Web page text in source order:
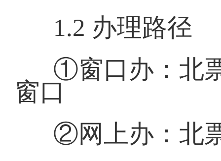
1.2 办理路径
①窗口办：北
窗口
②网上办：北